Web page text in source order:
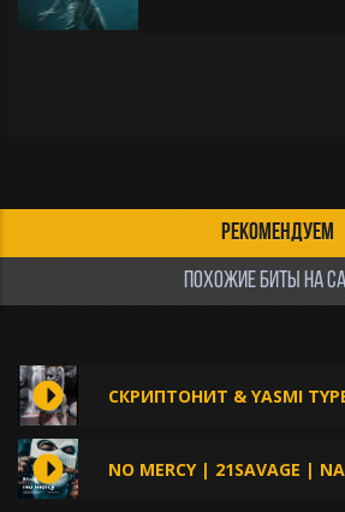
РЕКОМЕНДУЕМ
ПОХОЖИЕ БИТЫ НА
СКРИПТОНИТ & YASMI
NO MERCY | 21SAVAGE |